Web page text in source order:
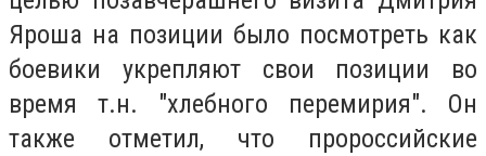
Яроша на позиции было посмотреть как
боевики укрепляют свои позиции во
время т.н. "хлебного перемирия". Он
также отметил, что пророссийские